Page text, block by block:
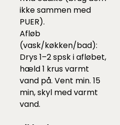
ikke sammen med
PUER).
Afløb
(vask/køkken/bad):
Drys 1–2 spsk i afløbet,
hæld 1 krus varmt
vand på. Vent min. 15
min, skyl med varmt
vand.